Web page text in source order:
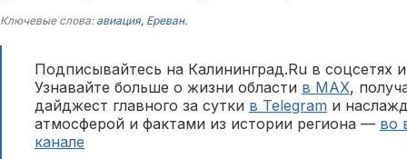
Ключевые слова: авиация, Ереван.
Подписывайтесь на Калининград.Ru в соцсетях
Узнавайте больше о жизни области в MAX,
дайджест главного за сутки в Telegram и
атмосферой и фактами из истории региона — во
канале